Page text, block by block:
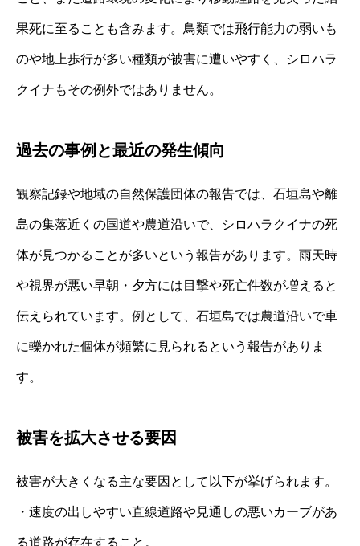
果死に至ることも含みます。鳥類では飛行能力の弱いも
のや地上歩行が多い種類が被害に遭いやすく、シロハラ
クイナもその例外ではありません。
過去の事例と最近の発生傾向
観察記録や地域の自然保護団体の報告では、石垣島や離
島の集落近くの国道や農道沿いで、シロハラクイナの死
体が見つかることが多いという報告があります。雨天時
や視界が悪い早朝・夕方には目撃や死亡件数が増えると
伝えられています。例として、石垣島では農道沿いで車
に轢かれた個体が頻繁に見られるという報告がありま
す。
被害を拡大させる要因
被害が大きくなる主な要因として以下が挙げられます。
・速度の出しやすい直線道路や見通しの悪いカーブがあ
る道路が存在すること。